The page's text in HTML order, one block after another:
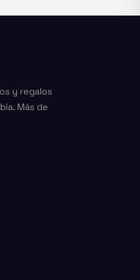
y regalos
Más de